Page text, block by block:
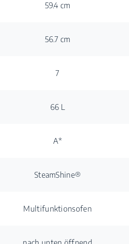
59.4 cm
56.7 cm
7
66 L
A*
SteamShine®
Multifunktionsofen